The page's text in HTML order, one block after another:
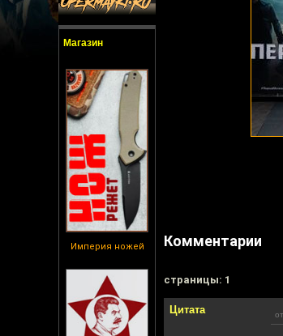
Магазин
Империя ножей Комментарии
cтраницы: 1
Цитата